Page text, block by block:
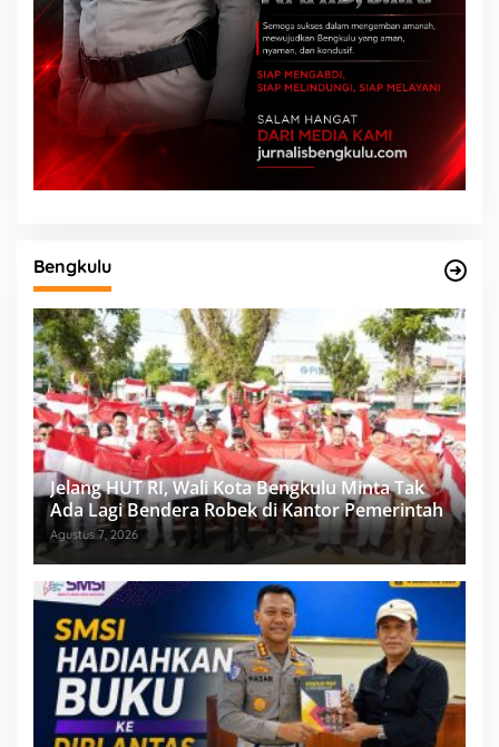
Bengkulu
Jelang HUT RI, Wali Kota Bengkulu Minta Tak
Ada Lagi Bendera Robek di Kantor Pemerintah
Agustus 7, 2026